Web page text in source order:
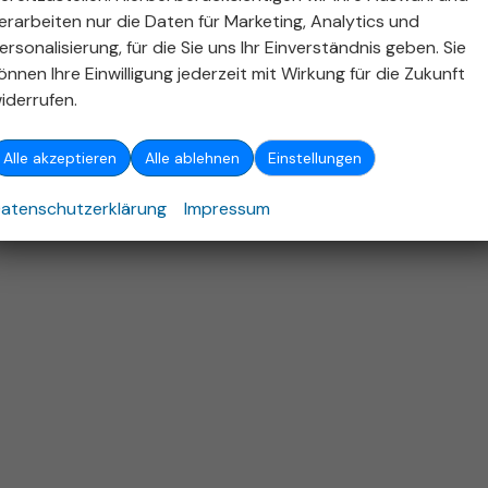
Autohaus Stieber GmbH,Emerholzweg 5 ,70439Stuttgart,+49 (711)
nur die Daten für Marketing, Analytics und
für die Sie uns Ihr Einverständnis geben. Sie
Ihre Einwilligung jederzeit mit Wirkung für die Zukunft
Alle akzeptieren Alle ablehnen Einstellungen
Impressum